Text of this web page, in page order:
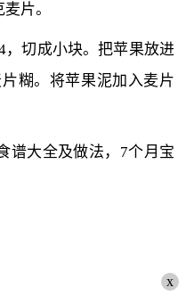
片。
，切成小块。把苹果放进
糊。将苹果泥加入麦片
谱大全及做法，7个月宝
x